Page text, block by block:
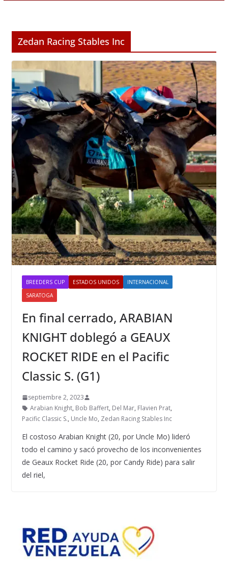
Zedan Racing Stables Inc
BREEDERS CUP ESTADOS UNIDOS
INTERNACIONAL
SARATOGA
En final cerrado, ARABIAN
KNIGHT doblegó a GEAUX
ROCKET RIDE en el Pacific
Classic S. (G1)
septiembre 2, 2023
Arabian Knight, Bob Baffert, Del Mar, Flavien Prat,
Pacific Classic S., Uncle Mo, Zedan Racing Stables Inc
El costoso Arabian Knight (20, por Uncle Mo) lideró
todo el camino y sacó provecho de los inconvenientes
de Geaux Rocket Ride (20, por Candy Ride) para salir
del riel,